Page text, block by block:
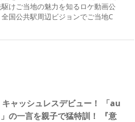
けご当地の魅力を知るロケ動画公
国公共駅周辺ビジョンでご当地C
ャッシュレスデビュー！ 「au
の一言を親子で猛特訓！ 『意